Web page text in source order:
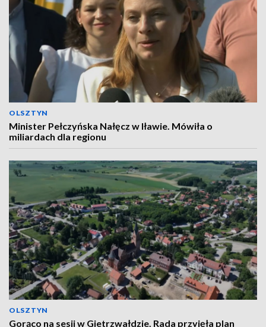
OLSZTYN
Minister Pełczyńska Nałęcz w Iławie. Mówiła o
miliardach dla regionu
OLSZTYN
Gorąco na sesji w Gietrzwałdzie. Rada przyjęła plan